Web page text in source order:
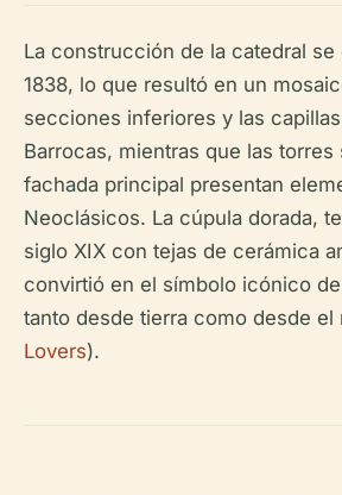
La construcción de la catedral se
1838, lo que resultó en un
secciones inferiores y las
Barrocas, mientras que las torres
fachada principal presentan
Neoclásicos. La cúpula dorada,
siglo XIX con tejas de cerámica
convirtió en el símbolo icónico
tanto desde tierra como desde el
Lovers).